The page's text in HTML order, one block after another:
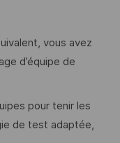
vous avez
d’équipe de
pour tenir les
de test adaptée,